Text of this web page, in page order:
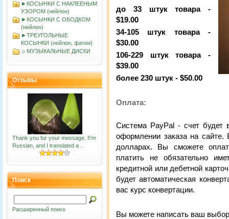
►КОСЫНКИ С НАКЛЕЕНЫМ
УЗОРОМ (нейлон)
►КОСЫНКИ С ОБОДКОМ
(нейлон)
►ТРЕУГОЛЬНЫЕ
КОСЫНКИ (нейлон, фатин)
♫ МУЗЫКАЛЬНЫЕ ДИСКИ
Отзывы
Thank you for your message. I\'m
Russian, and I translated a ..
Поиск
Расширенный поиск
до 33 штук товара -
$19.00
34-105 штук товара -
$30.00
106-229 штук товара -
$39.00
более 230 штук - $50.00
Оплата:
Система PayPal - счет
оформлении заказа на сайте.
долларах. Вы сможете
платить не обязательно
кредитной или дебетной
будет автоматическая
вас курс конвертации.
Вы можете написать ваш